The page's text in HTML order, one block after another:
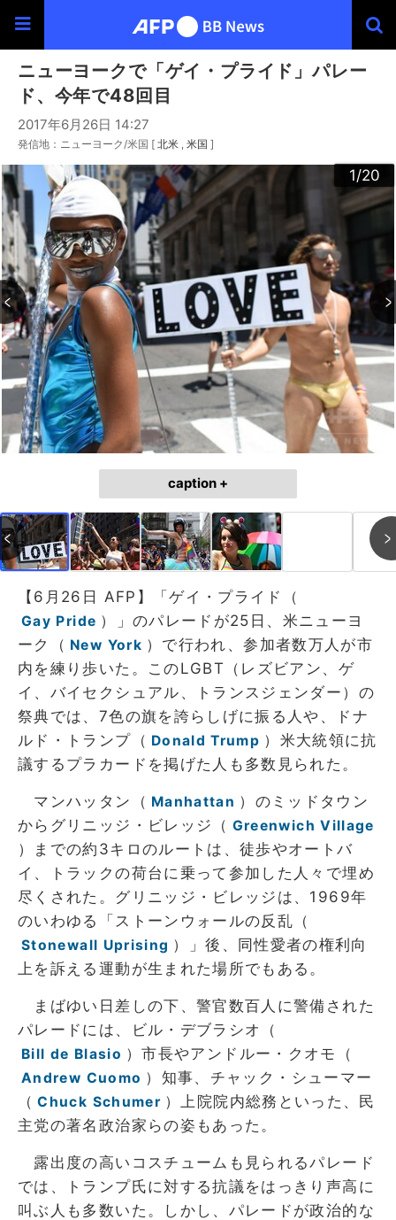
ニューヨークで「ゲイ・プライド」パレー
ド、今年で48回目
2017年6月26日 14:27
発信地：ニューヨーク/米国 [ 北米 米国 ]
1/20
2/20
3/20
4/20
5/20
6/20
7/20
8/20
9/20
10/20
11/20
12/20
13/20
14/20
15/20
16/20
17/20
18/20
19/20
20/20
caption +
【6月26日 AFP】「ゲイ・プライド（
Gay Pride ）」のパレードが25日、米ニューヨ
ーク（ New York ）で行われ、参加者数万人が市
内を練り歩いた。このLGBT（レズビアン、ゲ
イ、バイセクシュアル、トランスジェンダー）の
祭典では、7色の旗を誇らしげに振る人や、ドナ
ルド・トランプ（ Donald Trump ）米大統領に抗
議するプラカードを掲げた人も多数見られた。
マンハッタン（ Manhattan ）のミッドタウン
からグリニッジ・ビレッジ（ Greenwich Village
）までの約3キロのルートは、徒歩やオートバ
イ、トラックの荷台に乗って参加した人々で埋め
尽くされた。グリニッジ・ビレッジは、1969年
のいわゆる「ストーンウォールの反乱（
Stonewall Uprising ）」後、同性愛者の権利向
上を訴える運動が生まれた場所でもある。
まばゆい日差しの下、警官数百人に警備された
パレードには、ビル・デブラシオ（
Bill de Blasio ）市長やアンドルー・クオモ（
Andrew Cuomo ）知事、チャック・シューマー
（ Chuck Schumer ）上院院内総務といった、民
主党の著名政治家らの姿もあった。
露出度の高いコスチュームも見られるパレード
では、トランプ氏に対する抗議をはっきり声高に
叫ぶ人も多数いた。しかし、パレードが政治的な